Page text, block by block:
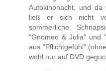
Autokinonacht, und da
ließ er sich nicht
sommerliche
"Gnomeo & Julia" und
aus "Pflichtgefühl"
wohl nur auf DVD